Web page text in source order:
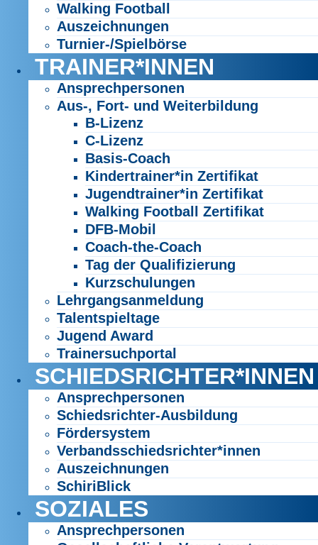
Walking Football
Auszeichnungen
Turnier-/Spielbörse
TRAINER*INNEN
Ansprechpersonen
Aus-, Fort- und Weiterbildung
B-Lizenz
C-Lizenz
Basis-Coach
Kindertrainer*in Zertifikat
Jugendtrainer*in Zertifikat
Walking Football Zertifikat
DFB-Mobil
Coach-the-Coach
Tag der Qualifizierung
Kurzschulungen
Lehrgangsanmeldung
Talentspieltage
Jugend Award
Trainersuchportal
SCHIEDSRICHTER*INNEN
Ansprechpersonen
Schiedsrichter-Ausbildung
Fördersystem
Verbandsschiedsrichter*innen
Auszeichnungen
SchiriBlick
SOZIALES
Ansprechpersonen